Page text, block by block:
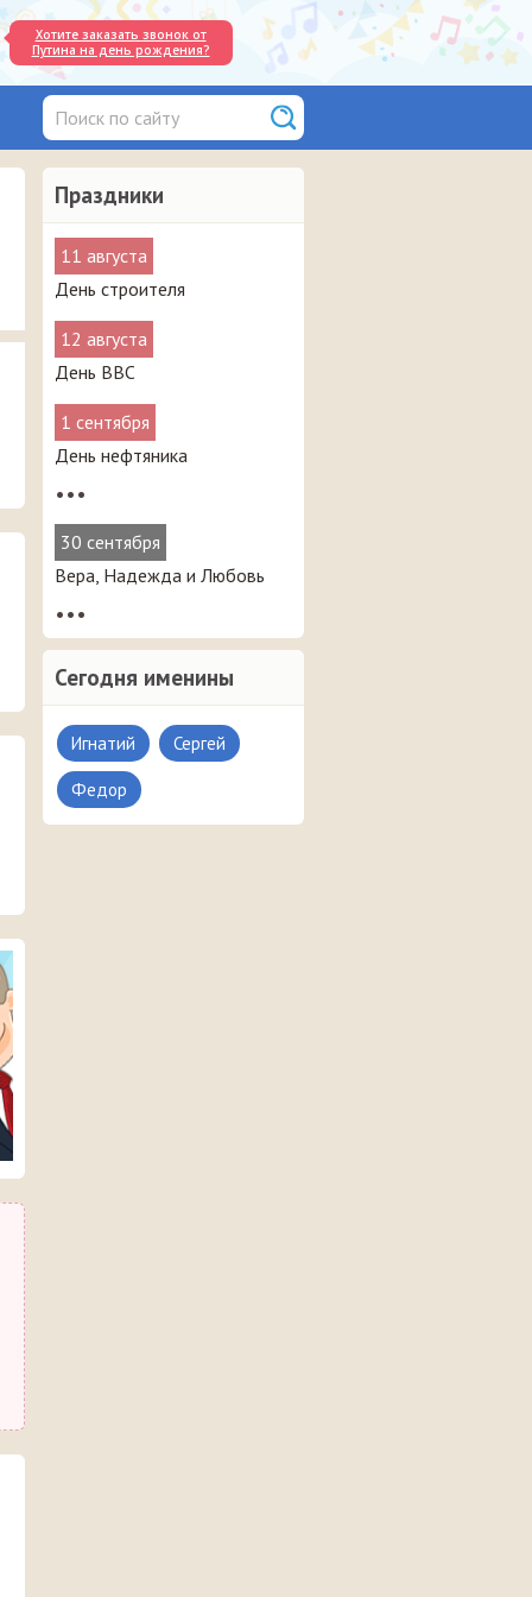
Хотите заказать звонок от
Путина на день рождения?
Праздники
11 августа
День строителя
12 августа
День ВВС
1 сентября
День нефтяника
•••
30 сентября
Вера, Надежда и Любовь
•••
Сегодня именины
Игнатий Сергей
Федор